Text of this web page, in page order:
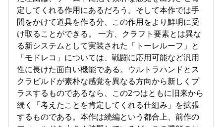
定してくれる作用にあるだろう。そして本作では手
間をかけて道具を作る分、この作用をより鮮明に受
け取ることができる。 一方、クラフト要素とは異な
る新システムとして実装された「トーレルーフ」と
「モドレコ」については、戦闘に応用可能など汎用
性に長けた面白い機能である。ウルトラハンドとス
クラビルドが素朴な感覚を異なる方向から新しくプ
ラスするものであるなら、この2つはともに旧来から
続く「考えたことを肯定してくれる仕組み」を拡張
するものである。本作は続編という都合上、前作の